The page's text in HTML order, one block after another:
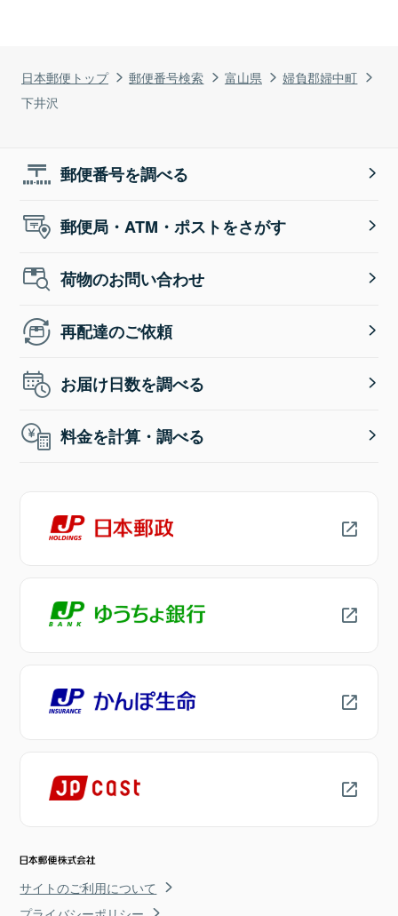
日本郵便トップ 郵便番号検索 富山県
婦負郡婦中町
下井沢
郵便番号を調べる
郵便局・ATM・ポストをさがす
荷物のお問い合わせ
再配達のご依頼
お届け日数を調べる
料金を計算・調べる
サイトのご利用について